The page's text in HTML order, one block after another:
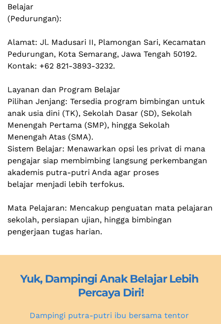
Belajar
(Pedurungan):
Alamat: Jl. Madusari II, Plamongan Sari, Kecamatan
Pedurungan, Kota Semarang, Jawa Tengah 50192.
Kontak: +62 821-3893-3232.
Layanan dan Program Belajar
Pilihan Jenjang: Tersedia program bimbingan untuk
anak usia dini (TK), Sekolah Dasar (SD), Sekolah
Menengah Pertama (SMP), hingga Sekolah
Menengah Atas (SMA).
Sistem Belajar: Menawarkan opsi les privat di mana
pengajar siap membimbing langsung perkembangan
akademis putra-putri Anda agar proses
belajar menjadi lebih terfokus.
Mata Pelajaran: Mencakup penguatan mata pelajaran
sekolah, persiapan ujian, hingga bimbingan
pengerjaan tugas harian.
Yuk, Dampingi Anak Belajar Lebih
Percaya Diri!
Dampingi putra-putri ibu bersama tentor